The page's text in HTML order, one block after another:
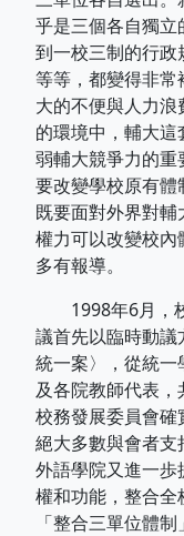
乎是三個各自獨立
到一校三制的行
等等，都變得非
大的不便與人力
的環境中，輔大
弱輔大競爭力的重
要改變學校原有
既要面對外界對
權力可以改變校
多有報導。
1998年6月，校
議首先以臨時動
統一案〉，從統
及各院教師代表
校務發展委員會
絕大多數與會者
外語學院又進一
權和功能，整合
「整合三單位體